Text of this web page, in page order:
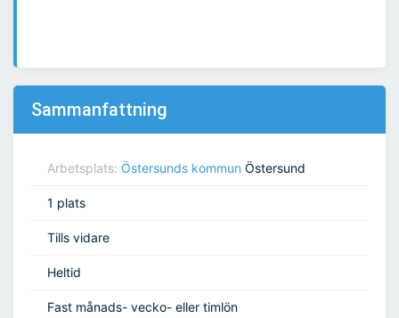
Sammanfattning
Arbetsplats: Östersunds kommun Östersund
1 plats
Tills vidare
Heltid
Fast månads- vecko- eller timlön